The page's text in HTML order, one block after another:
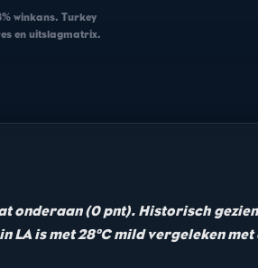
winkans. Turkey
en uitslagmatrix.
onderaan (0 pnt). Historisch
is met 28°C mild vergeleken met